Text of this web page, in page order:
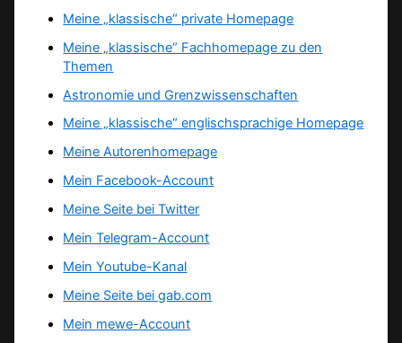
Meine „klassische“ private Homepage
Meine „klassische“ Fachhomepage zu den
Themen
Astronomie und Grenzwissenschaften
Meine „klassische“ englischsprachige Homepage
Meine Autorenhomepage
Mein Facebook-Account
Meine Seite bei Twitter
Mein Telegram-Account
Mein Youtube-Kanal
Meine Seite bei gab.com
Mein mewe-Account